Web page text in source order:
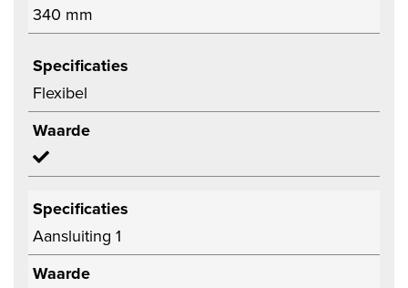
340 mm
Specificaties
Flexibel
Waarde
Specificaties
Aansluiting 1
Waarde